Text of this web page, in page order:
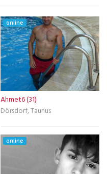
online
Ahmet6 (31)
Dörsdorf, Taunus
online